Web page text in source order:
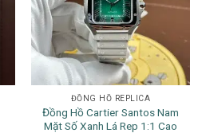
ĐỒNG HỒ REPLICA
Đồng Hồ Cartier Santos Nam
Mặt Số Xanh Lá Rep 1:1 Cao